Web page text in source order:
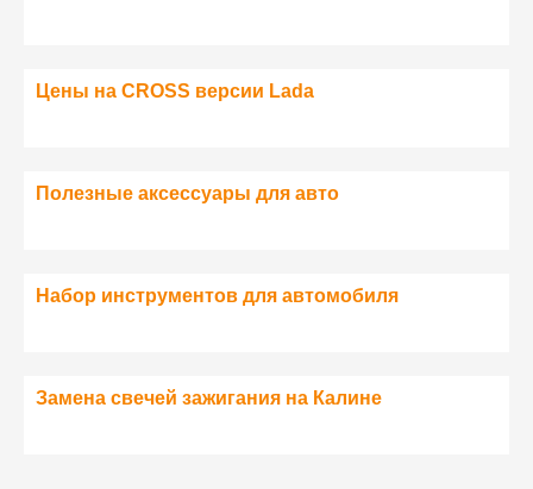
Цены на CROSS версии Lada
Полезные аксессуары для авто
Набор инструментов для автомобиля
Замена свечей зажигания на Калине